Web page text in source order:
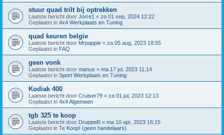
stuur quad trilt bij optrekken
Laatste bericht door Jorre1 « zo 01 sep, 2024 12:22
Geplaatst in 4x4 Werkplaats en Tuning
quad keuren belgie
Laatste bericht door Mrpappie « za 05 aug, 2023 18:55
Geplaatst in FAQ
geen vonk
Laatste bericht door manus « ma 17 jul, 2023 11:14
Geplaatst in Sport Werkplaats en Tuning
Kodiak 400
Laatste bericht door Cruiser79 « za 01 jul, 2023 12:13
Geplaatst in 4x4 Algemeen
tgb 325 te koop
Laatste bericht door Druppel0 « ma 10 apr, 2023 16:15
Geplaatst in Te Koop! (geen handelaars)